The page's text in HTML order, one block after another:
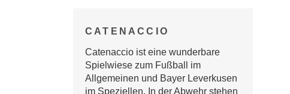
CATENACCIO
Catenaccio ist eine wunderbare
Spielwiese zum Fußball im
Allgemeinen und Bayer Leverkusen
im Speziellen. In der Abwehr stehen